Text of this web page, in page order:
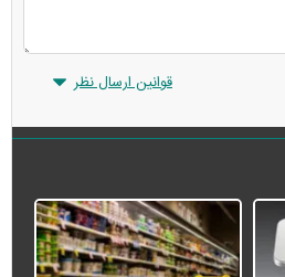
قوانین ارسال نظر